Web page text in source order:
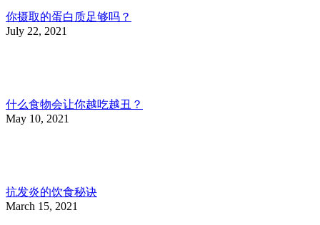
你摄取的蛋白质足够吗？
July 22, 2021
什么食物会让你越吃越丑？
May 10, 2021
抗发炎的饮食秘诀
March 15, 2021